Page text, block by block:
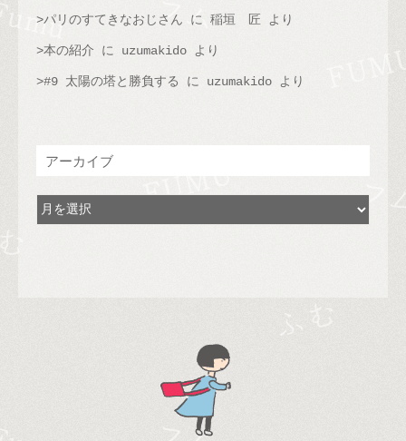
パリのすてきなおじさん に 稲垣 匠 より
本の紹介 に uzumakido より
#9 太陽の塔と勝負する に uzumakido より
アーカイブ